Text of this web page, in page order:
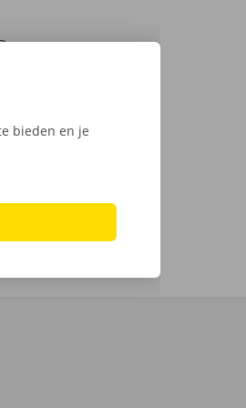
Hoewel we
in heel
bieden en je